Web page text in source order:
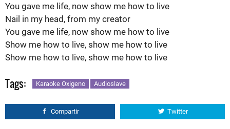
You gave me life, now show me how to live
Nail in my head, from my creator
You gave me life, now show me how to live
Show me how to live, show me how to live
Show me how to live, show me how to live
Tags: Karaoke Oxigeno Audioslave
Compartir Twitter